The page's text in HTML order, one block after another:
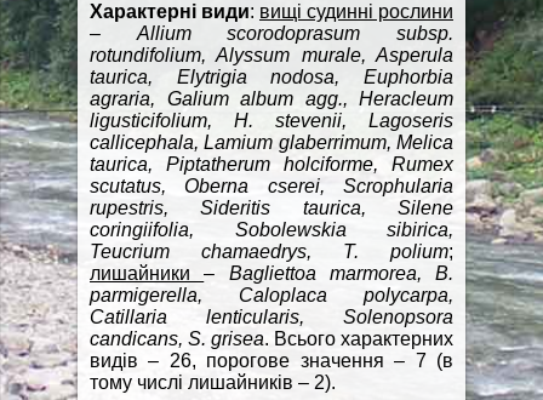
Характерні види: вищі судинні рослини
– Allium scorodoprasum subsp.
rotundifolium, Alyssum murale, Asperula
taurica, Elytrigia nodosa, Euphorbia
agraria, Galium album agg., Heracleum
ligusticifolium, H. stevenii, Lagoseris
callicephala, Lamium glaberrimum, Melica
taurica, Piptatherum holciforme, Rumex
scutatus, Oberna cserei, Scrophularia
rupestris, Sideritis taurica, Silene
coringiifolia, Sobolewskia sibirica,
Teucrium chamaedrys, T. polium;
лишайники– Bagliettoa marmorea, B.
parmigerella, Caloplaca polycarpa,
Catillaria lenticularis, Solenopsora
candicans, S. grisea. Всього характерних
видів – 26, порогове значення – 7 (в
тому числі лишайників – 2).